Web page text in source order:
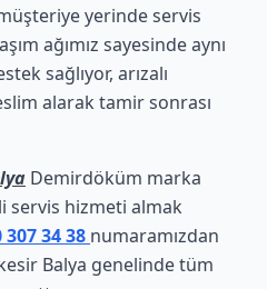
yerinde servis
ağımız sayesinde aynı
sağlıyor, arızalı
alarak tamir sonrası
Demirdöküm marka
servis hizmeti almak
307 34 38 numaramızdan
Balya genelinde tüm